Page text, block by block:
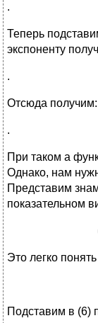
.
Теперь
экспоненту
.
Отсюда получим:
.
При таком а
Однако, нам
Представим
показательном
Это легко
Подставим в (6)